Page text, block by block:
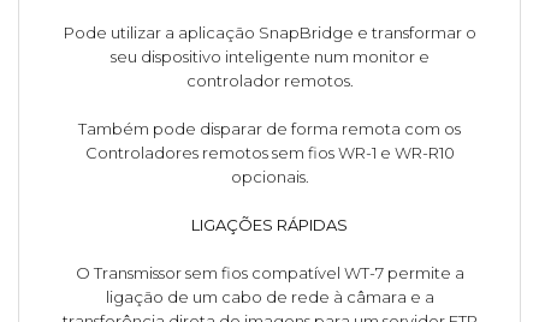
Pode utilizar a aplicação SnapBridge e transformar o
seu dispositivo inteligente num monitor e
controlador remotos.
Também pode disparar de forma remota com os
Controladores remotos sem fios WR-1 e WR-R10
opcionais.
LIGAÇÕES RÁPIDAS
O Transmissor sem fios compatível WT-7 permite a
ligação de um cabo de rede à câmara e a